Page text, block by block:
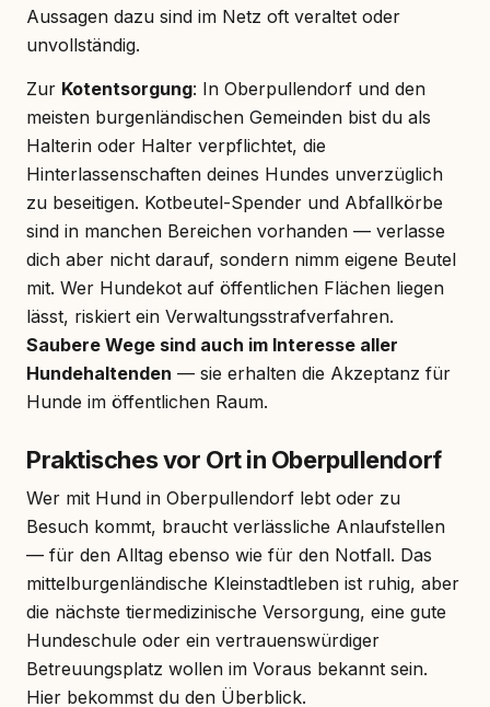
Aussagen dazu sind im Netz oft veraltet oder
unvollständig.
Zur Kotentsorgung: In Oberpullendorf und den
meisten burgenländischen Gemeinden bist du als
Halterin oder Halter verpflichtet, die
Hinterlassenschaften deines Hundes unverzüglich
zu beseitigen. Kotbeutel-Spender und Abfallkörbe
sind in manchen Bereichen vorhanden — verlasse
dich aber nicht darauf, sondern nimm eigene Beutel
mit. Wer Hundekot auf öffentlichen Flächen liegen
lässt, riskiert ein Verwaltungsstrafverfahren.
Saubere Wege sind auch im Interesse aller
Hundehaltenden — sie erhalten die Akzeptanz für
Hunde im öffentlichen Raum.
Praktisches vor Ort in Oberpullendorf
Wer mit Hund in Oberpullendorf lebt oder zu
Besuch kommt, braucht verlässliche Anlaufstellen
— für den Alltag ebenso wie für den Notfall. Das
mittelburgenländische Kleinstadtleben ist ruhig, aber
die nächste tiermedizinische Versorgung, eine gute
Hundeschule oder ein vertrauenswürdiger
Betreuungsplatz wollen im Voraus bekannt sein.
Hier bekommst du den Überblick.